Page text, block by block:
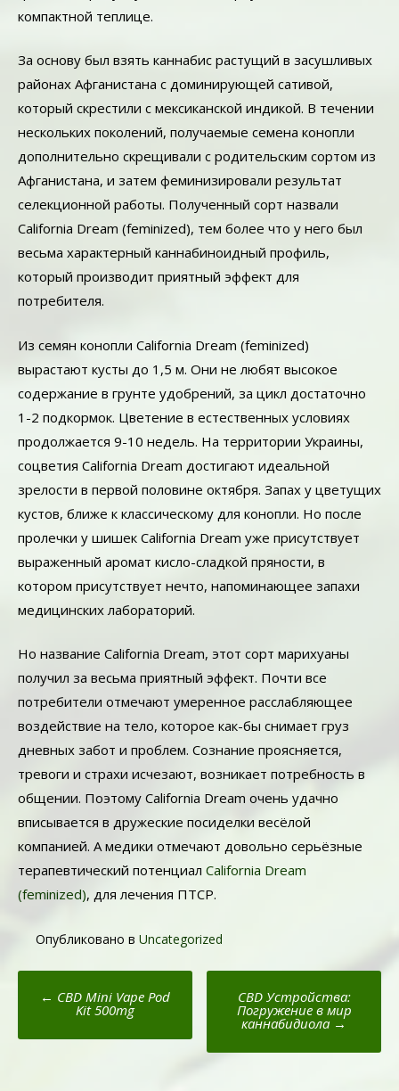
компактной теплице.
За основу был взять каннабис растущий в засушливых
районах Афганистана с доминирующей сативой,
который скрестили с мексиканской индикой. В течении
нескольких поколений, получаемые семена конопли
дополнительно скрещивали с родительским сортом из
Афганистана, и затем феминизировали результат
селекционной работы. Полученный сорт назвали
California Dream (feminized), тем более что у него был
весьма характерный каннабиноидный профиль,
который производит приятный эффект для
потребителя.
Из семян конопли California Dream (feminized)
вырастают кусты до 1,5 м. Они не любят высокое
содержание в грунте удобрений, за цикл достаточно
1-2 подкормок. Цветение в естественных условиях
продолжается 9-10 недель. На территории Украины,
соцветия California Dream достигают идеальной
зрелости в первой половине октября. Запах у цветущих
кустов, ближе к классическому для конопли. Но после
пролечки у шишек California Dream уже присутствует
выраженный аромат кисло-сладкой пряности, в
котором присутствует нечто, напоминающее запахи
медицинских лабораторий.
Но название California Dream, этот сорт марихуаны
получил за весьма приятный эффект. Почти все
потребители отмечают умеренное расслабляющее
воздействие на тело, которое как-бы снимает груз
дневных забот и проблем. Сознание проясняется,
тревоги и страхи исчезают, возникает потребность в
общении. Поэтому California Dream очень удачно
вписывается в дружеские посиделки весёлой
компанией. А медики отмечают довольно серьёзные
терапевтический потенциал California Dream
(feminized), для лечения ПТСР.
Опубликовано в Uncategorized
Пост
навигации
← CBD Mini Vape Pod
Kit 500mg
CBD Устройства:
Погружение в мир
каннабидиола →